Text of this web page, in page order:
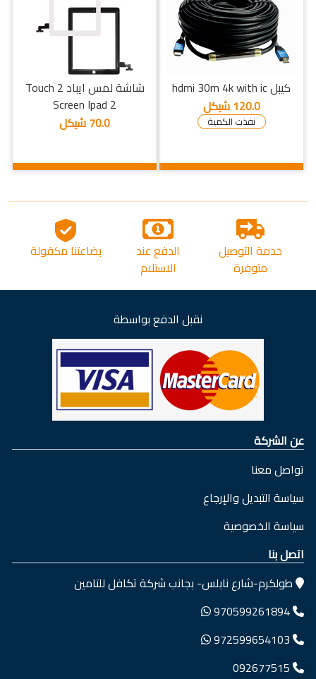
كيبل hdmi 30m 4k with ic
120.0 شيكل
نفذت الكمية
شاشة لمس ايباد 2 Touch
Screen Ipad 2
70.0 شيكل
خدمة التوصيل
متوفرة
الدفع عند
الاستلام
بضاعتنا مكفولة
نقبل الدفع بواسطة
عن الشركة
تواصل معنا
سياسة التبديل والإرجاع
سياسة الخصوصية
اتصل بنا
طولكرم-شارع نابلس- بجانب شركة تكافل للتامين
970599261894
972599654103
092677515